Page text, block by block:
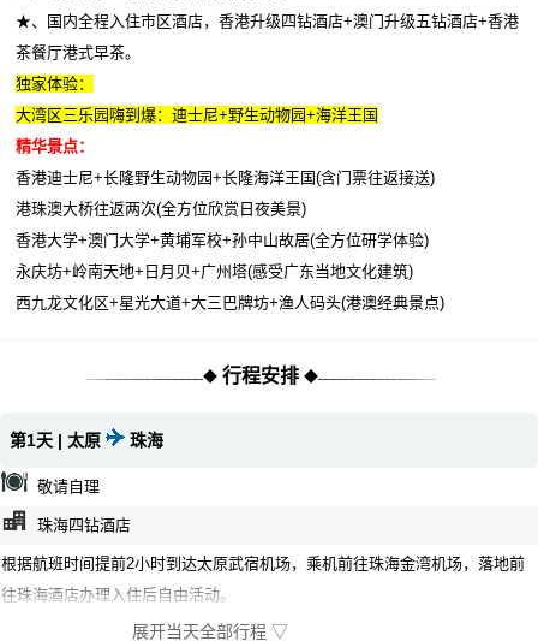
★、国内全程入住市区酒店，香港升级四钻酒店+澳门升级五钻酒店+香港
茶餐厅港式早茶。
独家体验：
大湾区三乐园嗨到爆：迪士尼+野生动物园+海洋王国
精华景点：
香港迪士尼+长隆野生动物园+长隆海洋王国(含门票往返接送)
港珠澳大桥往返两次(全方位欣赏日夜美景)
香港大学+澳门大学+黄埔军校+孙中山故居(全方位研学体验)
永庆坊+岭南天地+日月贝+广州塔(感受广东当地文化建筑)
西九龙文化区+星光大道+大三巴牌坊+渔人码头(港澳经典景点)
◆ 行程安排 ◆
第1天 | 太原 珠海
敬请自理
珠海四钻酒店
根据航班时间提前2小时到达太原武宿机场，乘机前往珠海金湾机场，落地前
往珠海酒店办理入住后自由活动。
展开当天全部行程 ▽